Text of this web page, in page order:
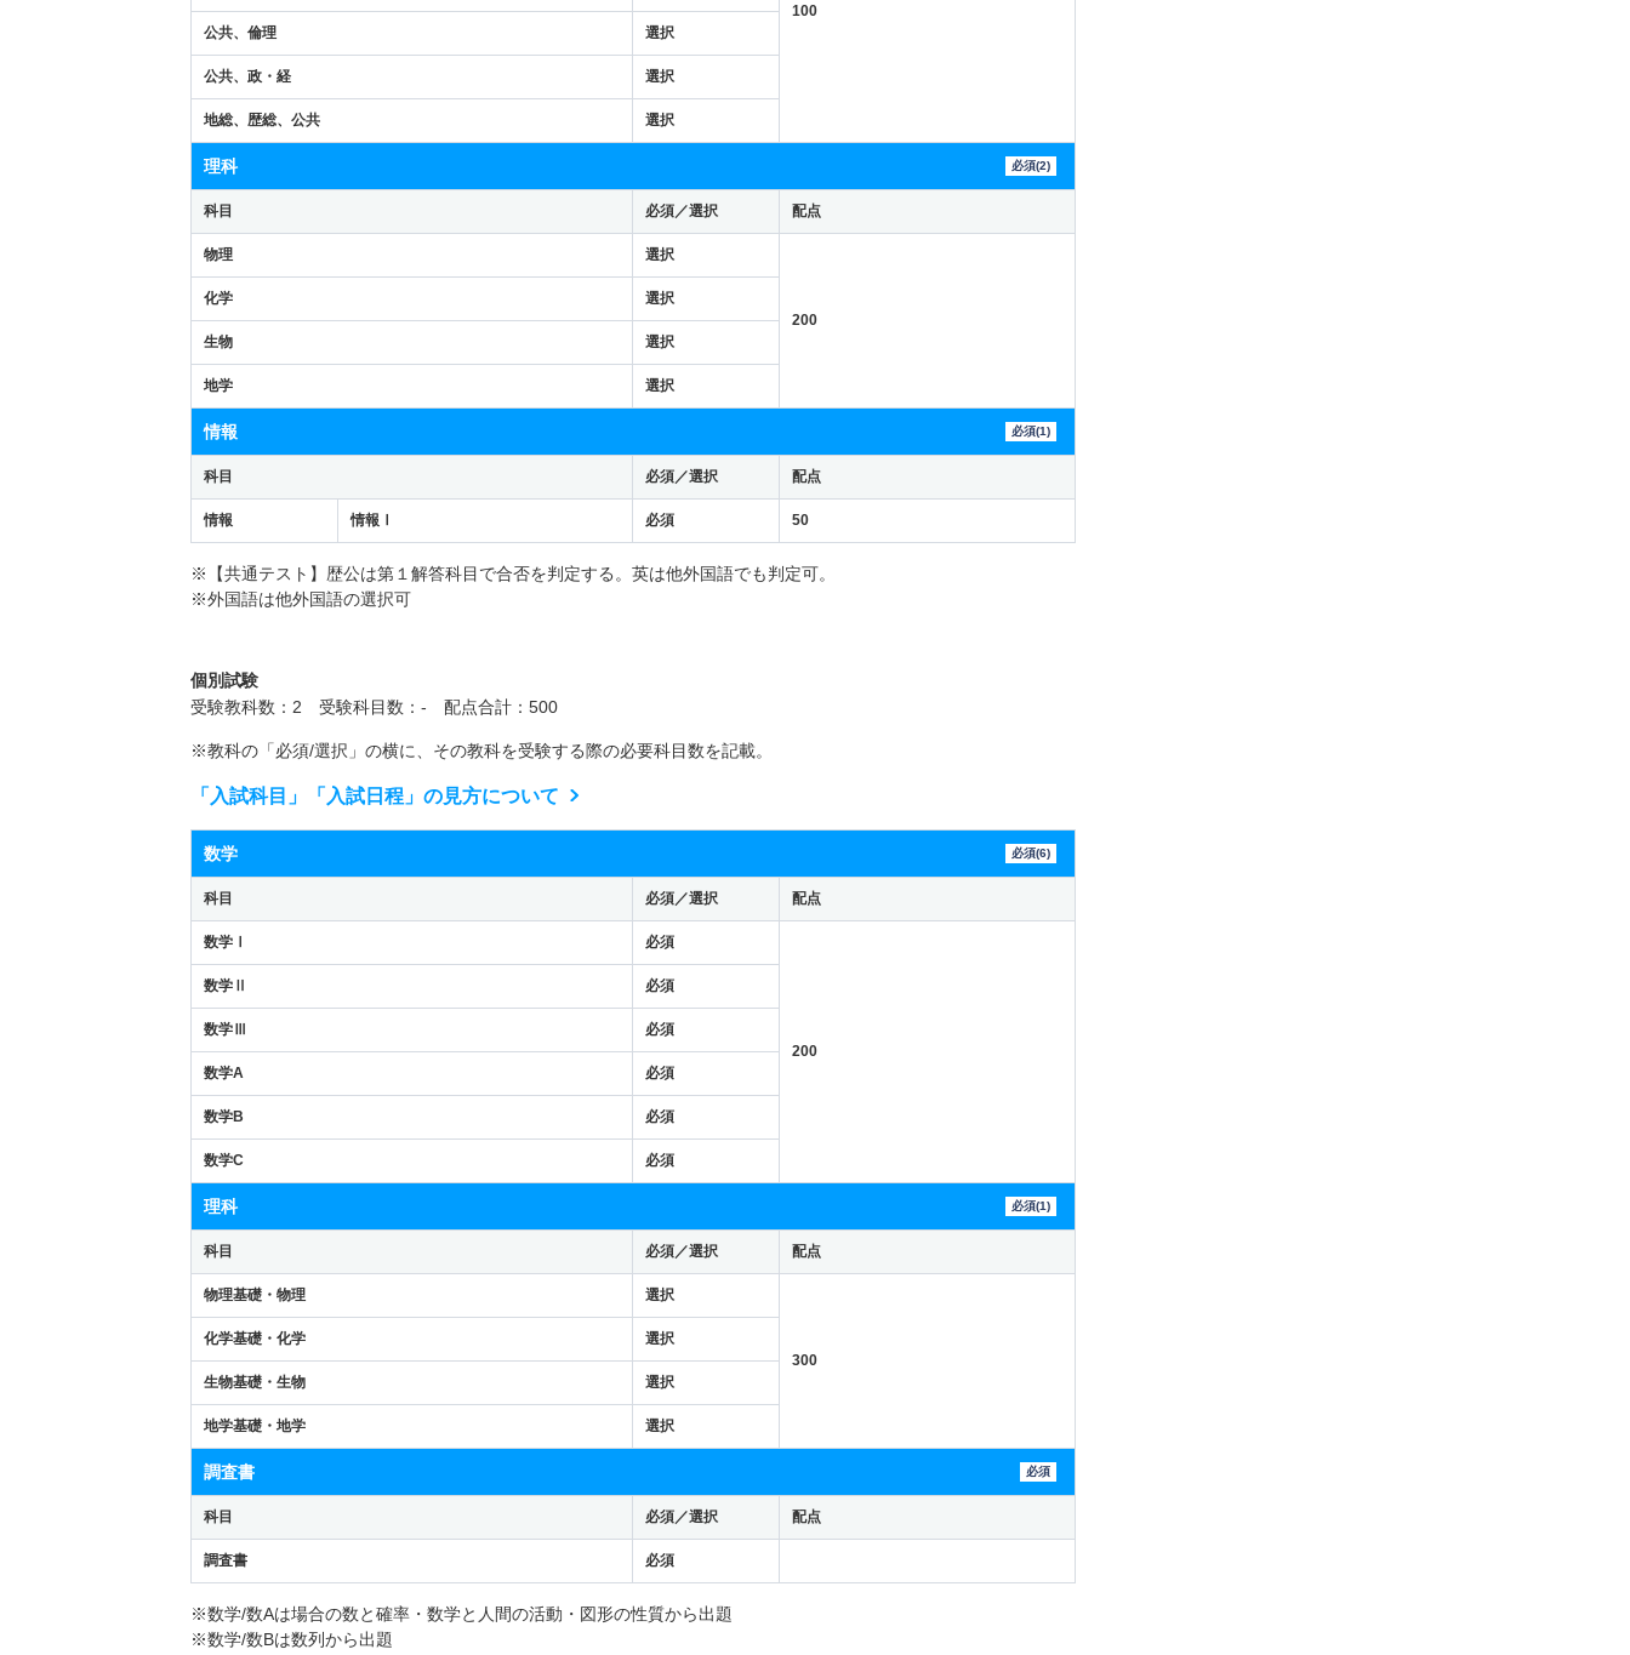
100
公共、倫理 選択
公共、政・経 選択
地総、歴総、公共 選択
理科 必須(2)
科目 必須／選択 配点
物理 選択
200
化学 選択
生物 選択
地学 選択
情報 必須(1)
科目 必須／選択 配点
情報 情報Ⅰ 必須 50
※【共通テスト】歴公は第１解答科目で合否を判定する。英は他外国語でも判定可。
※外国語は他外国語の選択可
個別試験
受験教科数：2 受験科目数：- 配点合計：500
※教科の「必須/選択」の横に、その教科を受験する際の必要科目数を記載。
「入試科目」「入試日程」の見方について
数学 必須(6)
科目 必須／選択 配点
数学Ⅰ 必須
200
数学Ⅱ 必須
数学Ⅲ 必須
数学A 必須
数学B 必須
数学C 必須
理科 必須(1)
科目 必須／選択 配点
物理基礎・物理 選択
300
化学基礎・化学 選択
生物基礎・生物 選択
地学基礎・地学 選択
調査書 必須
科目 必須／選択 配点
調査書 必須
※数学/数Aは場合の数と確率・数学と人間の活動・図形の性質から出題
※数学/数Bは数列から出題